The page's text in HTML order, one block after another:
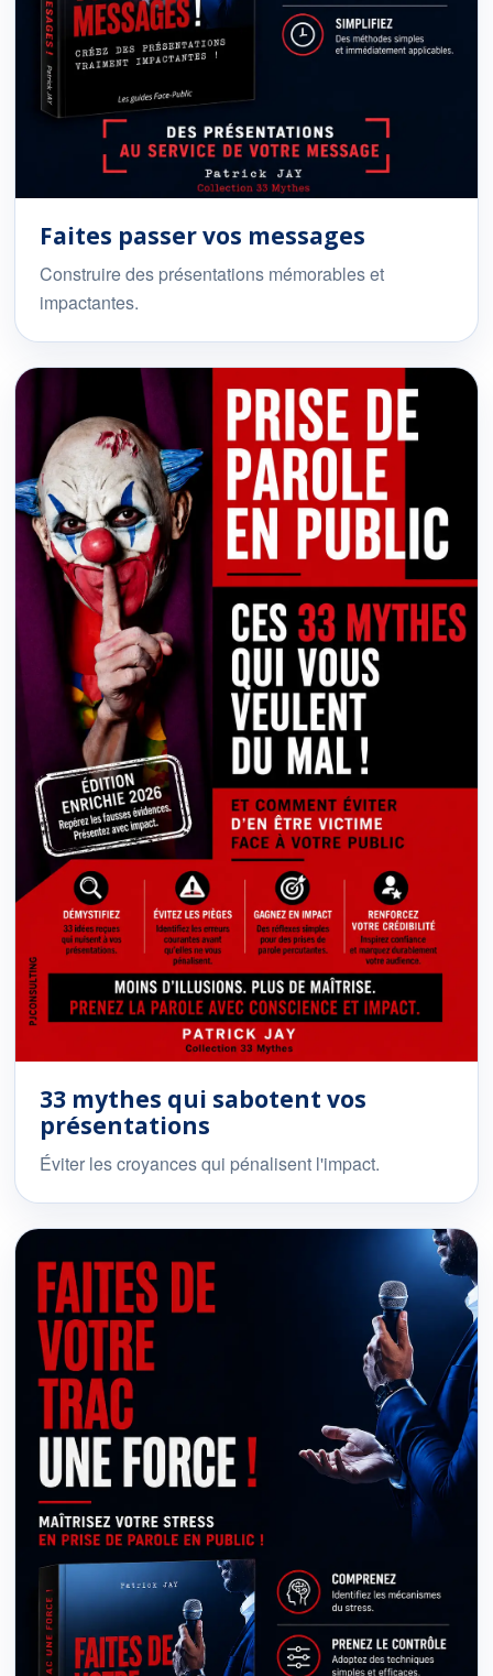
Faites passer vos messages
Construire des présentations mémorables et
impactantes.
33 mythes qui sabotent vos
présentations
Éviter les croyances qui pénalisent l'impact.